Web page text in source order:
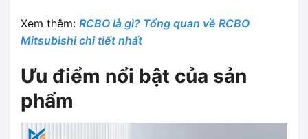
Xem thêm: RCBO là gì? Tổng quan về RCBO
Mitsubishi chi tiết nhất
Ưu điểm nổi bật của sản
phẩm